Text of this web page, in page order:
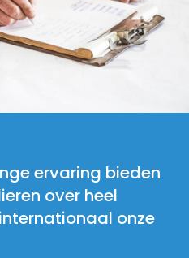
ervaring bieden
over heel
onze